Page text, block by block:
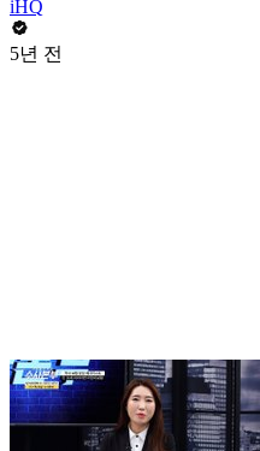
iHQ
5년 전